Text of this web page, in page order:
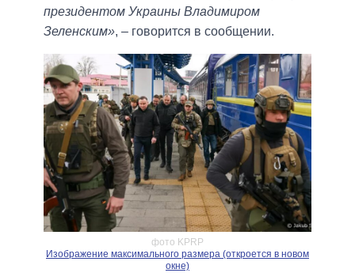
президентом Украины Владимиром
Зеленским», – говорится в сообщении.
фото KPRP
Изображение максимального размера (откроется в новом
окне)